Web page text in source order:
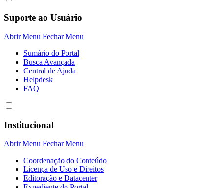
Suporte ao Usuário
Abrir Menu Fechar Menu
Sumário do Portal
Busca Avançada
Central de Ajuda
Helpdesk
FAQ
Institucional
Abrir Menu Fechar Menu
Coordenação do Conteúdo
Licença de Uso e Direitos
Editoração e Datacenter